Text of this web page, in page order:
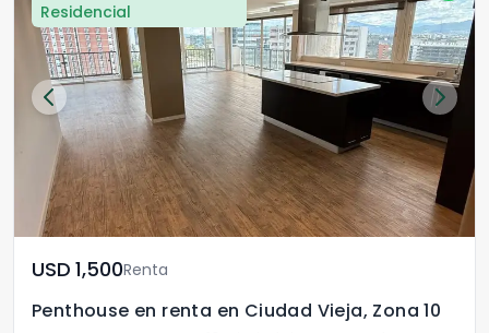
Residencial
USD	1,500Renta
Penthouse en renta en Ciudad Vieja, Zona 10